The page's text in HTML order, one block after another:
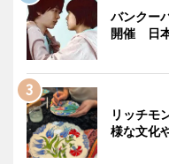
バンクー
開催 日
リッチモ
様な文化